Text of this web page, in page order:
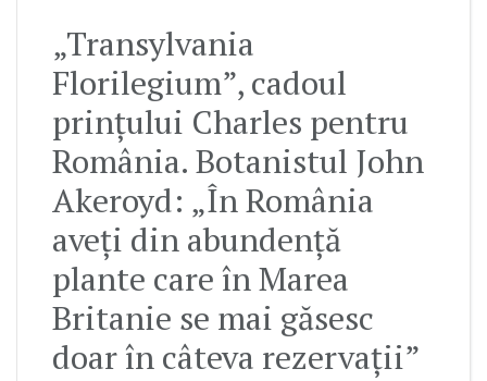
„Transylvania
Florilegium”, cadoul
prințului Charles pentru
România. Botanistul John
Akeroyd: „În România
aveți din abundență
plante care în Marea
Britanie se mai găsesc
doar în câteva rezervații”